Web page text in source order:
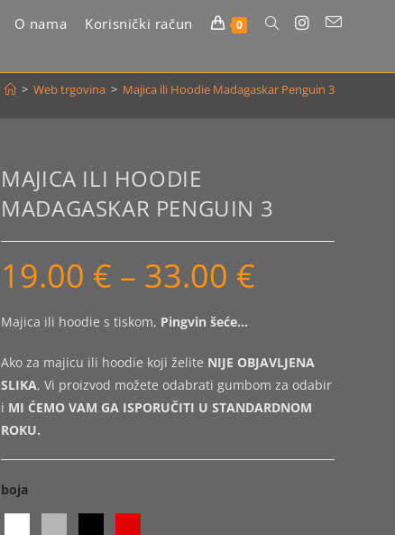
O nama Korisnički račun 0 Uključi/isključi
pretragu
web-
> Web trgovina > Majica ili Hoodie Madagaskar Penguin 3
MAJICA ILI HOODIE
MADAGASKAR PENGUIN 3
19.00 € – 33.00 €
Majica ili hoodie s tiskom, Pingvin šeće…
Ako za majicu ili hoodie koji želite NIJE OBJAVLJENA
SLIKA, Vi proizvod možete odabrati gumbom za odabir
i MI ĆEMO VAM GA ISPORUČITI U STANDARDNOM
ROKU.
boja